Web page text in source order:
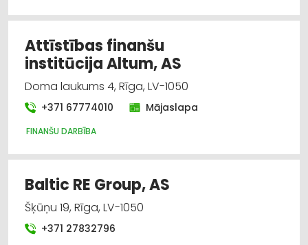
Informatīvie pakalpojumi
Spēļu zāles, kazino
Attīstības finanšu
institūcija Altum, AS
Doma laukums 4, Rīga, LV-1050
+371 67774010 Mājaslapa
FINANŠU DARBĪBA
Baltic RE Group, AS
Šķūņu 19, Rīga, LV-1050
+371 27832796